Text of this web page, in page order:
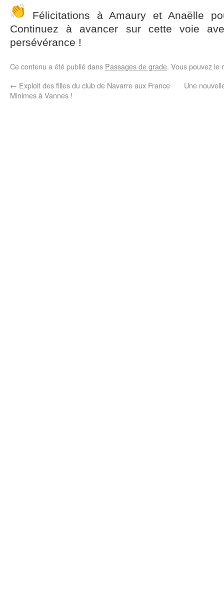
Félicitations à Amaury et Anaëlle
Continuez à avancer sur cette voie
persévérance !
Ce contenu a été publié dans Passages de grade. Vous pouvez le
← Exploit des filles du club de Navarre aux France
Minimes à Vannes !
Une